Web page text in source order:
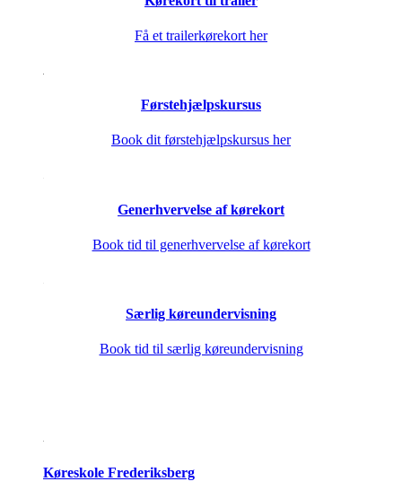
Få et trailerkørekort her
Førstehjælpskursus
Book dit førstehjælpskursus her
Generhvervelse af kørekort
Book tid til generhvervelse af kørekort
Særlig køreundervisning
Book tid til særlig køreundervisning
Køreskole Frederiksberg